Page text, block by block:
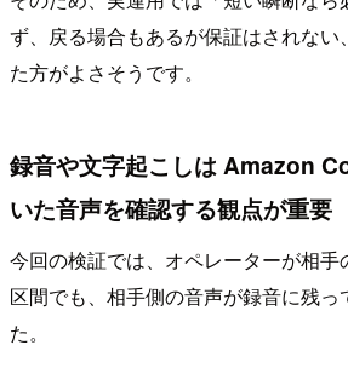
ず、戻る場合もあるが保証はされない
た方がよさそうです。
録音や文字起こしは Amazon
いた音声を確認する観点が重要
今回の検証では、オペレーターが相手
区間でも、相手側の音声が録音に残っ
た。